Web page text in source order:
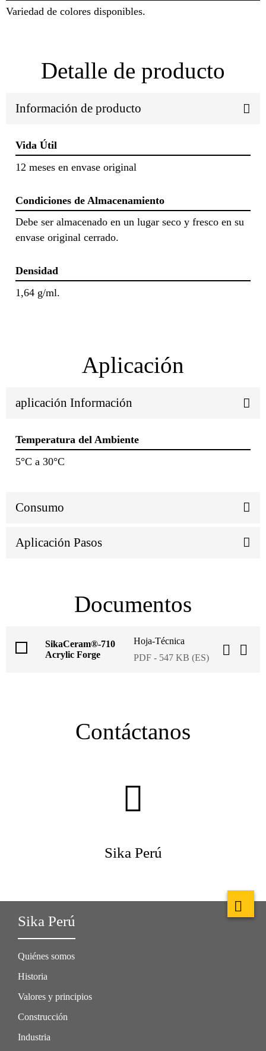
Variedad de colores disponibles.
Detalle de producto
Información de producto
Vida Útil
12 meses en envase original
Condiciones de Almacenamiento
Debe ser almacenado en un lugar seco y fresco en su
envase original cerrado.
Densidad
1,64 g/ml.
Aplicación
aplicación Información
Temperatura del Ambiente
5°C a 30°C
Consumo
Aplicación Pasos
Documentos
SikaCeram®-710
Acrylic Forge
Hoja-Técnica
PDF - 547 KB (ES)
Contáctanos
Sika Perú
Sika Perú
Quiénes somos
Historia
Valores y principios
Construcción
Industria